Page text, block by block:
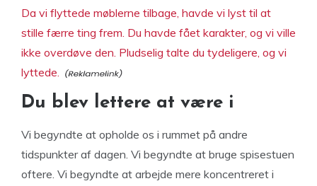
Da vi flyttede møblerne tilbage, havde vi lyst til at
stille færre ting frem. Du havde fået karakter, og vi ville
ikke overdøve den. Pludselig talte du tydeligere, og vi
lyttede.
Du blev lettere at være i
Vi begyndte at opholde os i rummet på andre
tidspunkter af dagen. Vi begyndte at bruge spisestuen
oftere. Vi begyndte at arbejde mere koncentreret i